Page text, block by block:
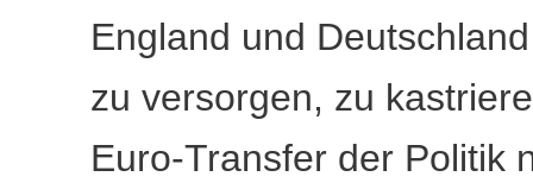
England und
zu versorgen, zu
Euro-Transfer der Politik